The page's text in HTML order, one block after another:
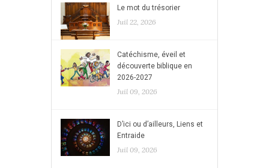
Le mot du trésorier
Juil 22, 2026
Catéchisme, éveil et
découverte biblique en
2026-2027
Juil 09, 2026
D’ici ou d’ailleurs, Liens et
Entraide
Juil 09, 2026